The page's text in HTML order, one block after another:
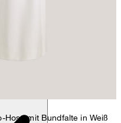
mit Bundfalte in Weiß